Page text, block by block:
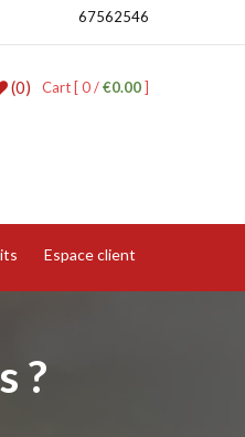
67562546
Cart [ 0 /€0.00]
(0)
Espace client
?